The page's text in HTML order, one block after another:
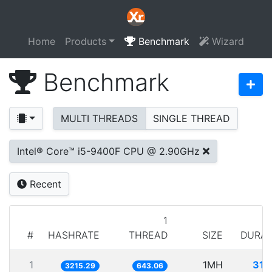
Home Products Benchmark Wizard
Benchmark
MULTI THREADS SINGLE THREAD
Intel® Core™ i5-9400F CPU @ 2.90GHz
Recent
# HASHRATE
1
THREAD
SIZE
1 3215.29 643.06 1MH